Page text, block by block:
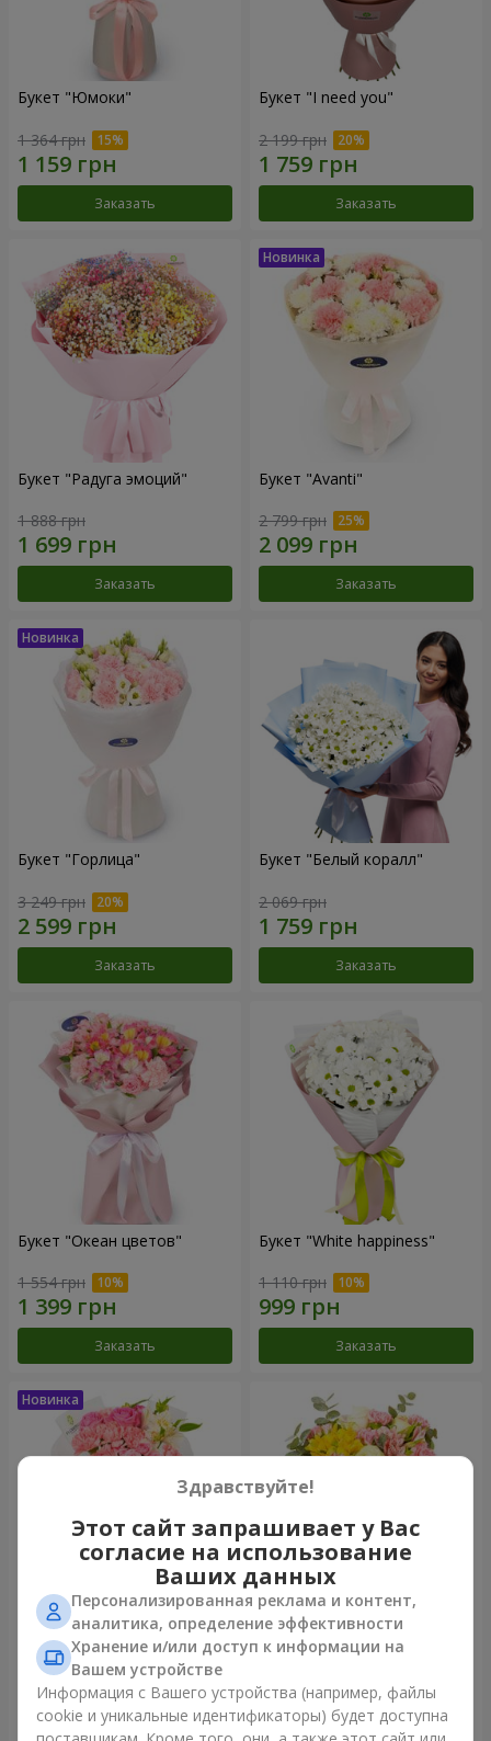
Букет "Юмоки"
1 364 грн
Заказать
Букет "I need you"
2 199 грн
Заказать
Букет "Радуга эмоций"
1 888 грн
Заказать
Букет "Avanti"
2 799 грн
Заказать
Букет "Горлица"
3 249 грн
Заказать
Букет "Белый коралл"
2 069 грн
Заказать
Букет "Океан цветов"
1 554 грн
Заказать
Букет "White happiness"
1 110 грн
Заказать
Букет "Розовый зефир"
1 599 грн
Заказать
Букет "Дзинтарс"
Заказать
Здравствуйте!
Этот сайт запрашивает у Вас
согласие на использование
Ваших данных
Персонализированная реклама и контент,
аналитика, определение эффективности
Хранение и/или доступ к информации на
Вашем устройстве
Информация с Вашего устройства (например, файлы
cookie и уникальные идентификаторы) будет доступна